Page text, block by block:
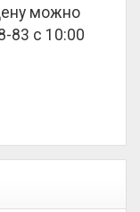
можно
83 с 10:00